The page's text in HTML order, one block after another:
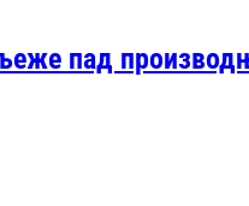
пад